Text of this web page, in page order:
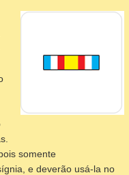
somente
e deverão usá-la no